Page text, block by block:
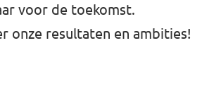
Groningen
voor de toekomst.
onze resultaten en ambities!